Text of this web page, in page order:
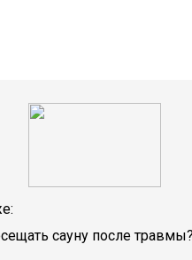
сауну после травмы?